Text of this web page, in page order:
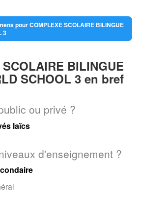
pour COMPLEXE SCOLAIRE BILINGUE
3
BILINGUE
SCHOOL 3 en bref
ou privé ?
laïcs
d'enseignement ?